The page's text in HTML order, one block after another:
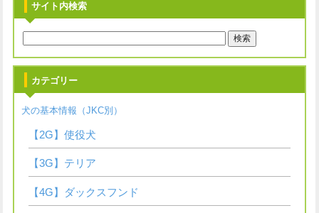
サイト内検索
カテゴリー
犬の基本情報（JKC別）
【2G】使役犬
【3G】テリア
【4G】ダックスフンド